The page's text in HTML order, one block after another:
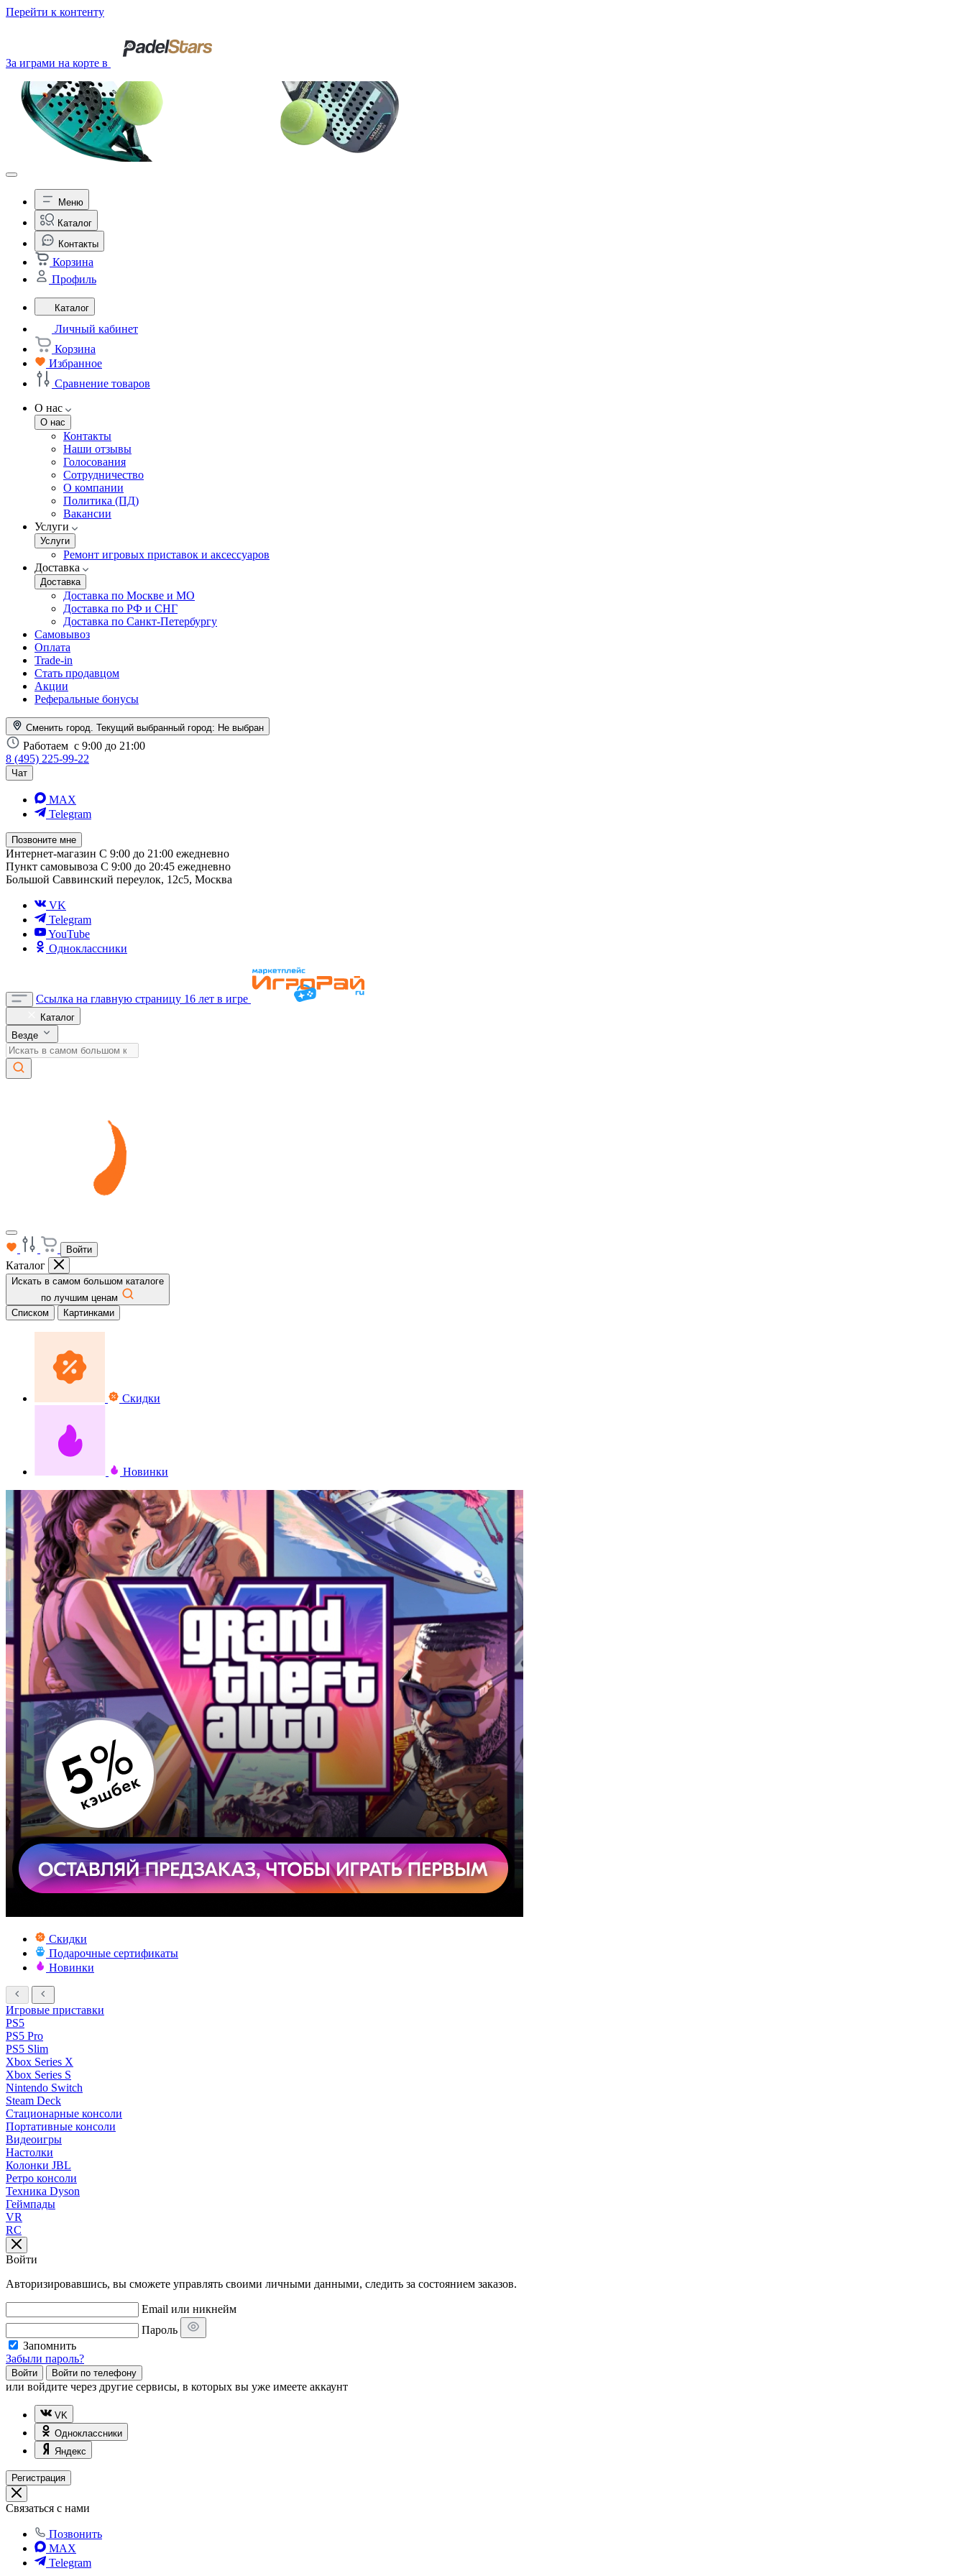
Перейти к контенту
За играми на корте в
Меню
Каталог
Контакты
Корзина
Профиль
Каталог
Личный кабинет
Корзина
Избранное
Сравнение товаров
О нас
О нас
Контакты
Наши отзывы
Голосования
Сотрудничество
О компании
Политика (ПД)
Вакансии
Услуги
Услуги
Ремонт игровых приставок и аксессуаров
Доставка
Доставка
Доставка по Москве и МО
Доставка по РФ и СНГ
Доставка по Санкт-Петербургу
Самовывоз
Оплата
Trade-in
Стать продавцом
Акции
Реферальные бонусы
Сменить город. Текущий выбранный город: Не выбран
Работаем с 9:00 до 21:00
8 (495) 225-99-22
Чат
MAX
Telegram
Позвоните мне
Интернет-магазин С 9:00 до 21:00 ежедневно
Пункт самовывоза С 9:00 до 20:45 ежедневно
Большой Саввинский переулок, 12с5, Москва
VK
Telegram
YouTube
Одноклассники
Ссылка на главную страницу 16 лет в игре
Каталог
Везде
Войти
Каталог
Искать в самом большом каталоге
по лучшим ценам
Списком
Картинками
Скидки
Новинки
Скидки
Подарочные сертификаты
Новинки
Игровые приставки
PS5
PS5 Pro
PS5 Slim
Xbox Series X
Xbox Series S
Nintendo Switch
Steam Deck
Стационарные консоли
Портативные консоли
Видеоигры
Настолки
Колонки JBL
Ретро консоли
Техника Dyson
Геймпады
VR
RC
Войти
Авторизировавшись, вы сможете управлять своими личными данными, следить за состоянием заказов.
Email или никнейм
Пароль
Запомнить
Забыли пароль?
Войти Войти по телефону
или войдите через другие сервисы, в которых вы уже имеете аккаунт
VK
Одноклассники
Яндекс
Регистрация
Связаться с нами
Позвонить
MAX
Telegram